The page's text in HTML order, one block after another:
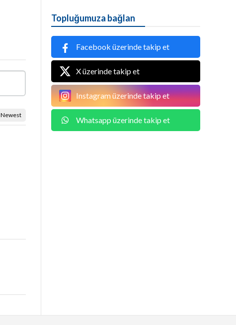
Newest
Topluğumuza bağlan
Facebook üzerinde takip et
X üzerinde takip et
Instagram üzerinde takip et
Whatsapp üzerinde takip et